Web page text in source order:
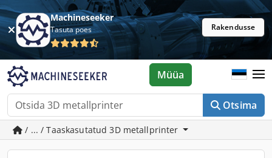
Machineseeker
Tasuta poes Rakendusse
Otsima
Müüa
/ ... / Taaskasutatud 3D metallprinter